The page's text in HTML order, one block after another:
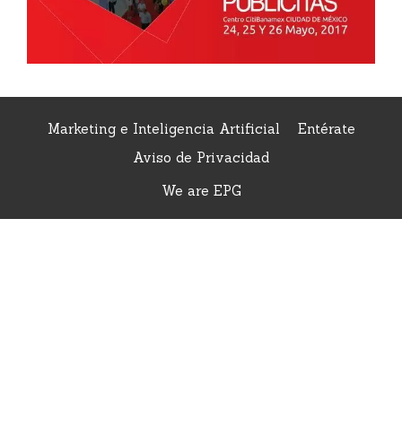
Marketing e Inteligencia Artificial
Entérate
Aviso de Privacidad
We are EPG